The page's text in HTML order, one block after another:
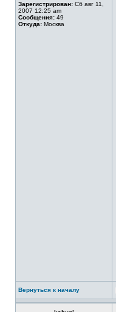
Зарегистрирован: Сб авг 11,
2007 12:25 am
Сообщения: 49
Откуда: Москва
Вернуться к началу